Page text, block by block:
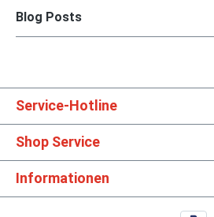
Blog Posts
Service-Hotline
Shop Service
Informationen